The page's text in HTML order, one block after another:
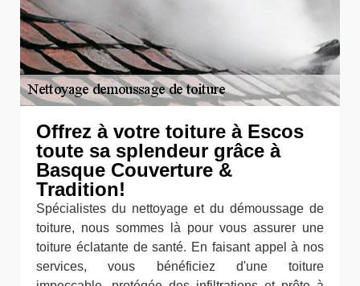
Offrez à votre toiture à Escos
toute sa splendeur grâce à
Basque Couverture &
Tradition!
Spécialistes du nettoyage et du démoussage de
toiture, nous sommes là pour vous assurer une
toiture éclatante de santé. En faisant appel à nos
services, vous bénéficiez d'une toiture